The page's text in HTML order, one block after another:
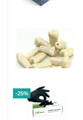
-25%